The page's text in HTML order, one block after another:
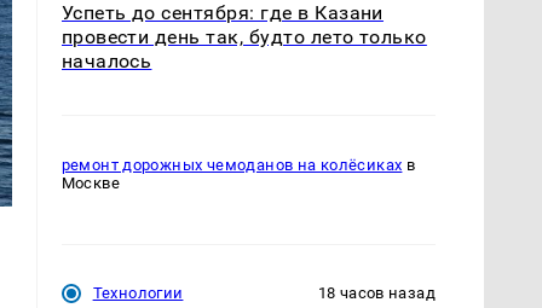
Успеть до сентября: где в Казани
провести день так, будто лето только
началось
ремонт дорожных чемоданов на колёсиках в
Москве
Технологии 18 часов назад